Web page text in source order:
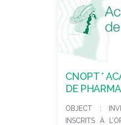
CNOPT *
DE
OBJECT :
INSCRITS À